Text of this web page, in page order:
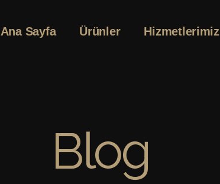
Ana Sayfa Ürünler Hizmetlerimiz
Blog